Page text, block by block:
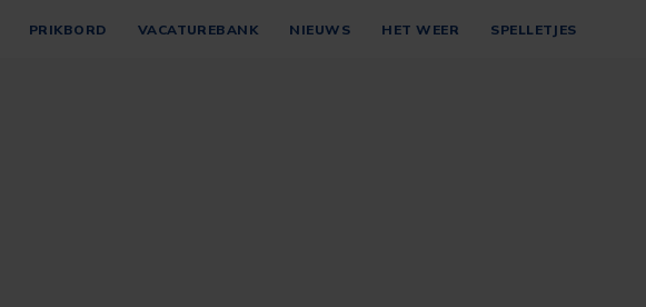
PRIKBORD VACATUREBANK NIEUWS HET WEER SPELLETJES